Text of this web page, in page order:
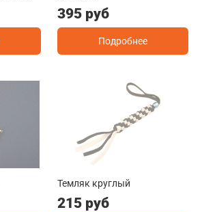
395 руб
Подробнее
Темляк круглый
215 руб